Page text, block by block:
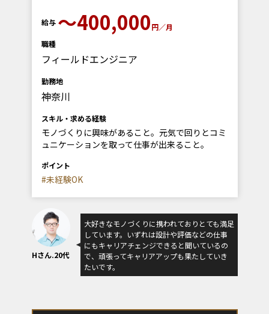
給与 〜400,000円／月
職種
フィールドエンジニア
勤務地
神奈川
スキル・求める経験
モノづくりに興味があること。元気で回りとコミ
ュニケーションを取って仕事が出来ること。
ポイント
#未経験OK
Hさん.20代
大好きなモノづくりに携われておりとても満足
しています。いずれは設計や評価などの仕事
にもキャリアチェンジできると聞いているの
で、頑張ってキャリアアップも果たしていき
たいです。